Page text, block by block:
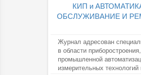
КИП и
ОБСЛУЖИВАНИЕ И
Журнал адресован
в области приборостроения,
промышленной
измерительных технологий